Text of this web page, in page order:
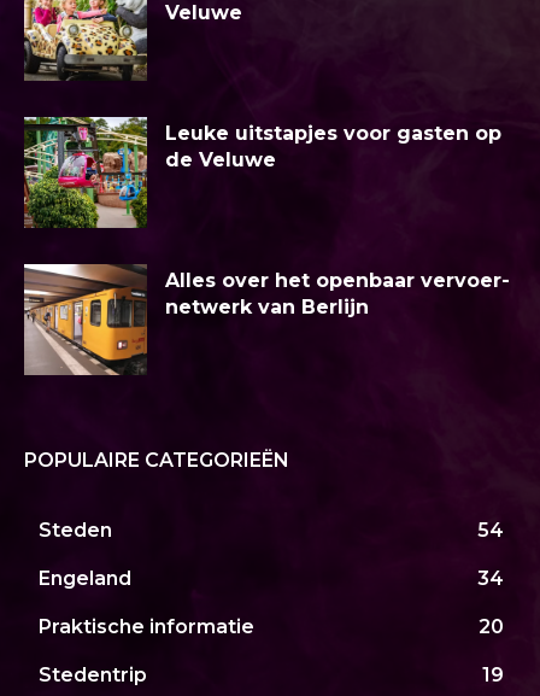
Veluwe
Leuke uitstapjes voor gasten op
de Veluwe
Alles over het openbaar vervoer-
netwerk van Berlijn
POPULAIRE CATEGORIEËN
Steden 54
Engeland 34
Praktische informatie 20
Stedentrip 19